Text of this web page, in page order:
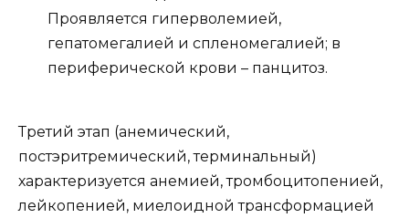
Проявляется гиперволемией,
гепатомегалией и спленомегалией; в
периферической крови – панцитоз.
Третий этап (анемический,
постэритремический, терминальный)
характеризуется анемией, тромбоцитопенией,
лейкопенией, миелоидной трансформацией